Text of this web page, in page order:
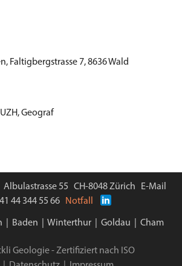
Faltigbergstrasse 7, 8636 Wald
Geograf
55 CH-8048 Zürich
E-Mail
44 344 55 66 Notfall
Baden Winterthur Goldau Cham
Geologie ‌‌- Zertifiziert nach ISO